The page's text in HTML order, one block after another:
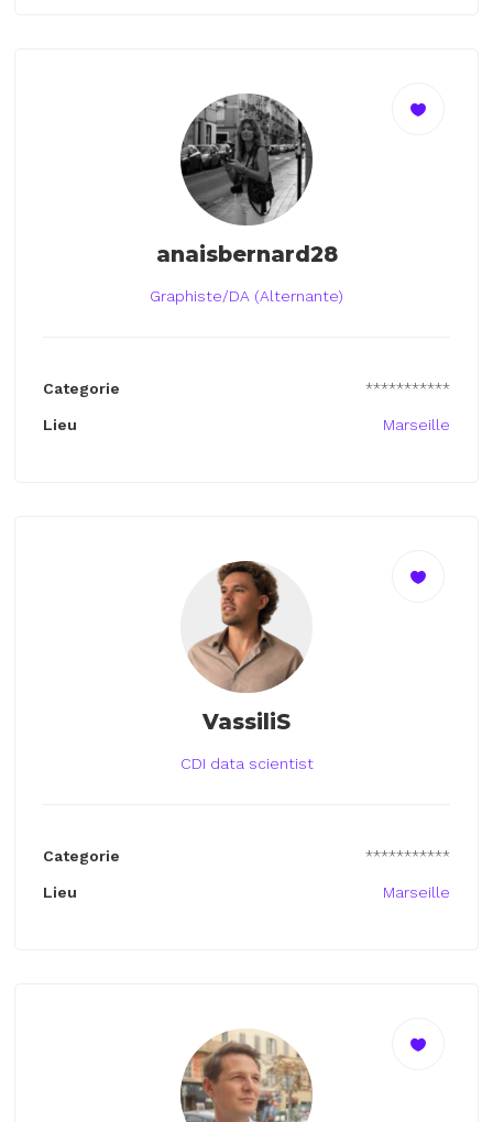
anaisbernard28
Graphiste/DA (Alternante)
Categorie ***********
Lieu Marseille
VassiliS
CDI data scientist
Categorie ***********
Lieu Marseille